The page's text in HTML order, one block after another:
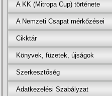
A KK (Mitropa Cup) története
A Nemzeti Csapat mérkőzései
Cikktár
Könyvek, füzetek, újságok
Szerkesztőség
Adatkezelési Szabályzat